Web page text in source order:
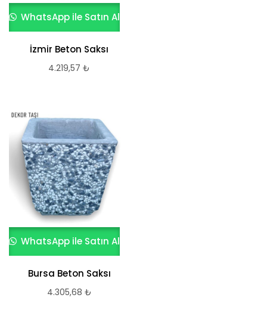
WhatsApp ile Satın Al
İzmir Beton Saksı
4.219,57 ₺
WhatsApp ile Satın Al
Bursa Beton Saksı
4.305,68 ₺